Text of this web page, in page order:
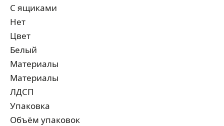
С ящиками
Нет
Цвет
Белый
Материалы
Материалы
ЛДСП
Упаковка
Объём упаковок